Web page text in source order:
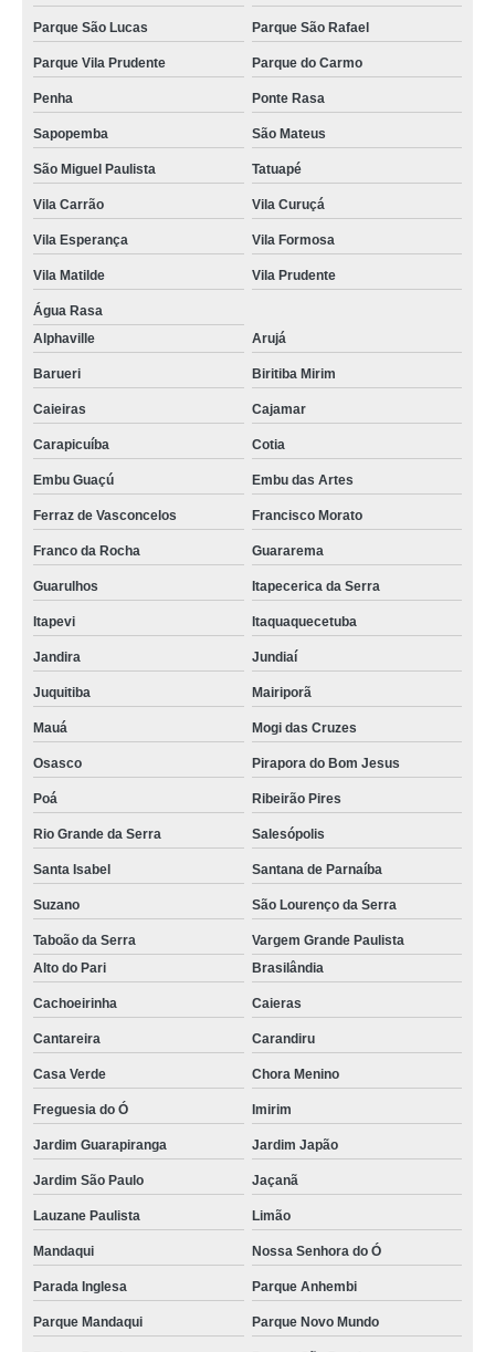
Parque São Lucas Parque São Rafael
Parque Vila Prudente Parque do Carmo
Penha Ponte Rasa
Sapopemba São Mateus
São Miguel Paulista Tatuapé
Vila Carrão Vila Curuçá
Vila Esperança Vila Formosa
Vila Matilde Vila Prudente
Água Rasa
Alphaville
Arujá
Barueri Biritiba Mirim
Caieiras Cajamar
Carapicuíba Cotia
Embu Guaçú Embu das Artes
Ferraz de Vasconcelos Francisco Morato
Franco da Rocha Guararema
Guarulhos Itapecerica da Serra
Itapevi Itaquaquecetuba
Jandira Jundiaí
Juquitiba Mairiporã
Mauá Mogi das Cruzes
Osasco Pirapora do Bom Jesus
Poá Ribeirão Pires
Rio Grande da Serra Salesópolis
Santa Isabel Santana de Parnaíba
Suzano São Lourenço da Serra
Taboão da Serra
Vargem Grande Paulista
Alto do Pari
Brasilândia
Cachoeirinha Caieras
Cantareira Carandiru
Casa Verde Chora Menino
Freguesia do Ó Imirim
Jardim Guarapiranga Jardim Japão
Jardim São Paulo Jaçanã
Lauzane Paulista Limão
Mandaqui Nossa Senhora do Ó
Parada Inglesa Parque Anhembi
Parque Mandaqui Parque Novo Mundo